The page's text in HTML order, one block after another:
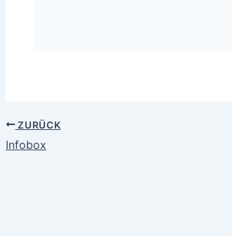
ZURÜCK
Infobox